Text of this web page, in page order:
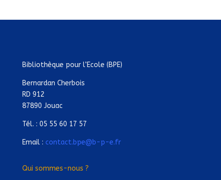
Bibliothèque pour l’Ecole (BPE)
Bernardan Cherbois
RD 912
87890 Jouac
Tél. : 05 55 60 17 57
Email : contact.bpe@b-p-e.fr
Qui sommes-nous ?